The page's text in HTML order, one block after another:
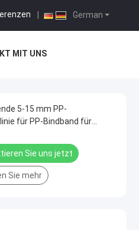
German
MIT UNS
5-15 mm PP-
für PP-Bindband für
Sie uns jetzt
Sie mehr